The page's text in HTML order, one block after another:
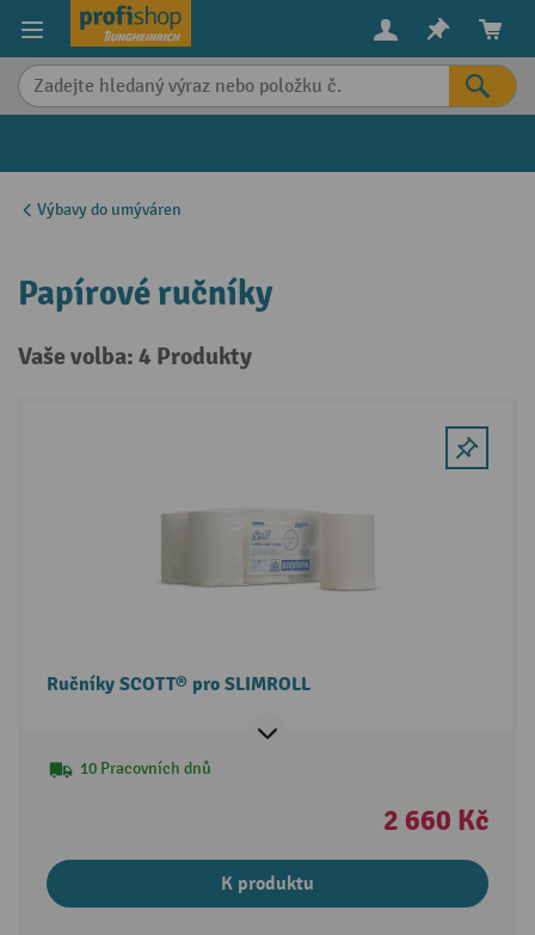
content
Výbavy do umýváren
Papírové ručníky
Vaše volba: 4 Produkty
Ručníky SCOTT® pro SLIMROLL
10 Pracovních dnů
2 660 Kč
K produktu